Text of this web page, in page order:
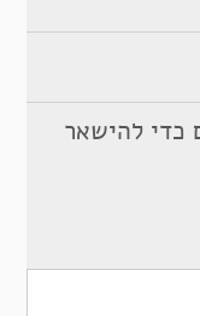
כדי להישאר